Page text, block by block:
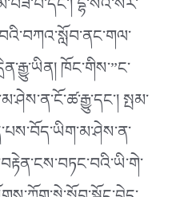
ཁོང་གིས་”ང་
སྤམ་